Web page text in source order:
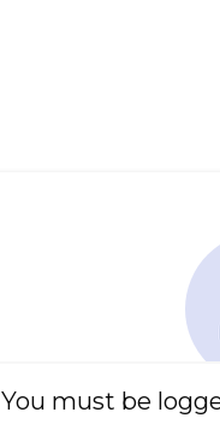
You must be